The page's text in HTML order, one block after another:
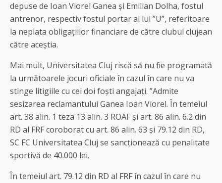
depuse de Ioan Viorel Ganea și Emilian Dolha, fostul
antrenor, respectiv fostul portar al lui ”U”, referitoare
la neplata obligațiilor financiare de către clubul clujean
către aceștia.
Mai mult, Universitatea Cluj riscă să nu fie programată
la următoarele jocuri oficiale în cazul în care nu va
stinge litigiile cu cei doi foști angajați. ”Admite
sesizarea reclamantului Ganea Ioan Viorel. În temeiul
art. 38 alin. 1 teza 13 alin. 3 ROAF și art. 86 alin. 6.2 din
RD al FRF coroborat cu art. 86 alin. 63 și 79.12 din RD,
SC FC Universitatea Cluj se sancționează cu penalitate
sportivă de 40.000 lei.
În temeiul art. 79.12 din RD al FRF în cazul în care nu